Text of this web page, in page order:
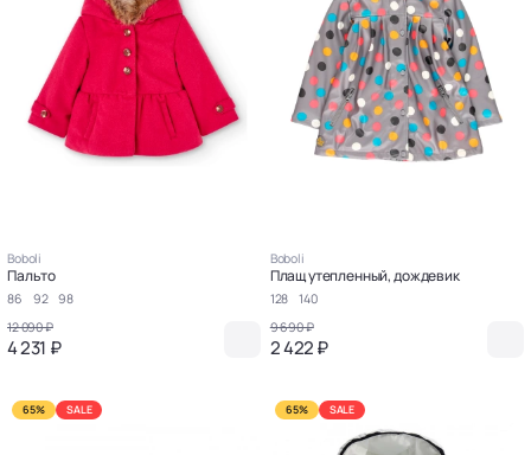
Boboli
Пальто
86 92
98
12 090 ₽
4 231 ₽
Boboli
Плащ утепленный, дождевик
128
140
9 690 ₽
2 422 ₽
65% SALE 65% SALE